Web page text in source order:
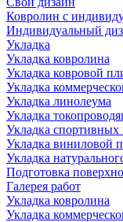
Ковролин с
Индивидуальный
Укладка
Укладка ковролина
Укладка ковровой
Укладка
Укладка линолеума
Укладка
Укладка
Укладка виниловой
Укладка
Подготовка
Галерея работ
Укладка ковролина
Укладка